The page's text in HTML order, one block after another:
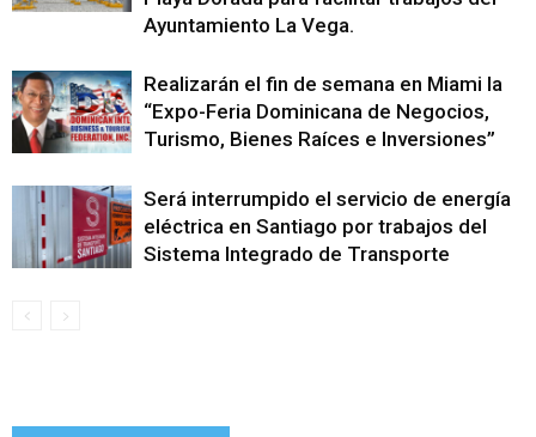
Ayuntamiento La Vega.
Realizarán el fin de semana en Miami la
“Expo-Feria Dominicana de Negocios,
Turismo, Bienes Raíces e Inversiones”
Será interrumpido el servicio de energía
eléctrica en Santiago por trabajos del
Sistema Integrado de Transporte